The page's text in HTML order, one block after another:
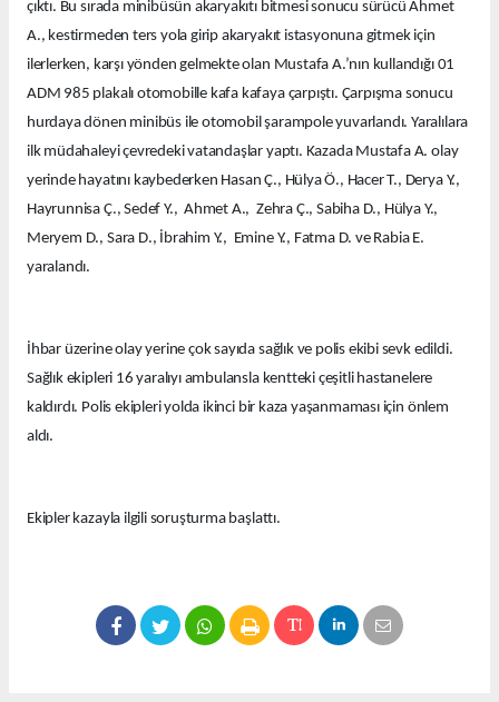
çıktı. Bu sırada minibüsün akaryakıtı bitmesi sonucu sürücü Ahmet
A., kestirmeden ters yola girip akaryakıt istasyonuna gitmek için
ilerlerken, karşı yönden gelmekte olan Mustafa A.’nın kullandığı 01
ADM 985 plakalı otomobille kafa kafaya çarpıştı. Çarpışma sonucu
hurdaya dönen minibüs ile otomobil şarampole yuvarlandı. Yaralılara
ilk müdahaleyi çevredeki vatandaşlar yaptı. Kazada Mustafa A. olay
yerinde hayatını kaybederken Hasan Ç., Hülya Ö., Hacer T., Derya Y.,
Hayrunnisa Ç., Sedef Y., Ahmet A., Zehra Ç., Sabiha D., Hülya Y.,
Meryem D., Sara D., İbrahim Y., Emine Y., Fatma D. ve Rabia E.
yaralandı.
İhbar üzerine olay yerine çok sayıda sağlık ve polis ekibi sevk edildi.
Sağlık ekipleri 16 yaralıyı ambulansla kentteki çeşitli hastanelere
kaldırdı. Polis ekipleri yolda ikinci bir kaza yaşanmaması için önlem
aldı.
Ekipler kazayla ilgili soruşturma başlattı.